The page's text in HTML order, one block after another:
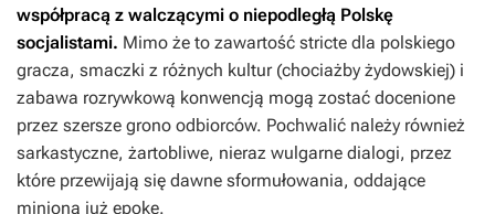
współpracą z walczącymi o niepodległą Polskę
socjalistami. Mimo że to zawartość stricte dla polskiego
gracza, smaczki z różnych kultur (chociażby żydowskiej) i
zabawa rozrywkową konwencją mogą zostać docenione
przez szersze grono odbiorców. Pochwalić należy również
sarkastyczne, żartobliwe, nieraz wulgarne dialogi, przez
które przewijają się dawne sformułowania, oddające
minioną już epokę.